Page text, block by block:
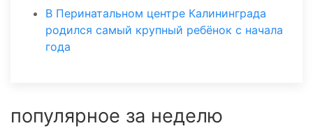
В Перинатальном центре Калининграда
родился самый крупный ребёнок с начала
года
популярное за неделю